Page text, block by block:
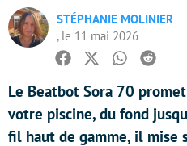
STÉPHANIE MOLINIER
, le 11 mai 2026
Facebook
TwitterWhatsapp
Reddit
Le Beatbot Sora 70
votre piscine, du fond
fil haut de gamme, il mise